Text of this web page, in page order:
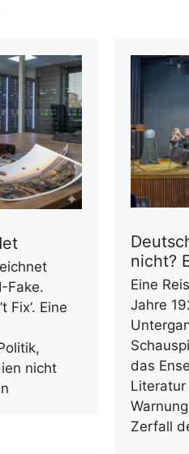
Fake.
Fix‘. Eine
nicht
nicht?
Eine
Jahre
das
Zerfall